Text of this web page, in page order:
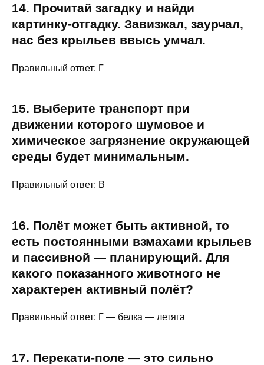
14. Прочитай загадку и найди
картинку-отгадку. Завизжал, заурчал,
нас без крыльев ввысь умчал.
Правильный ответ: Г
15. Выберите транспорт при
движении которого шумовое и
химическое загрязнение окружающей
среды будет минимальным.
Правильный ответ: В
16. Полёт может быть активной, то
есть постоянными взмахами крыльев
и пассивной — планирующий. Для
какого показанного животного не
характерен активный полёт?
Правильный ответ: Г — белка — летяга
17. Перекати-поле — это сильно